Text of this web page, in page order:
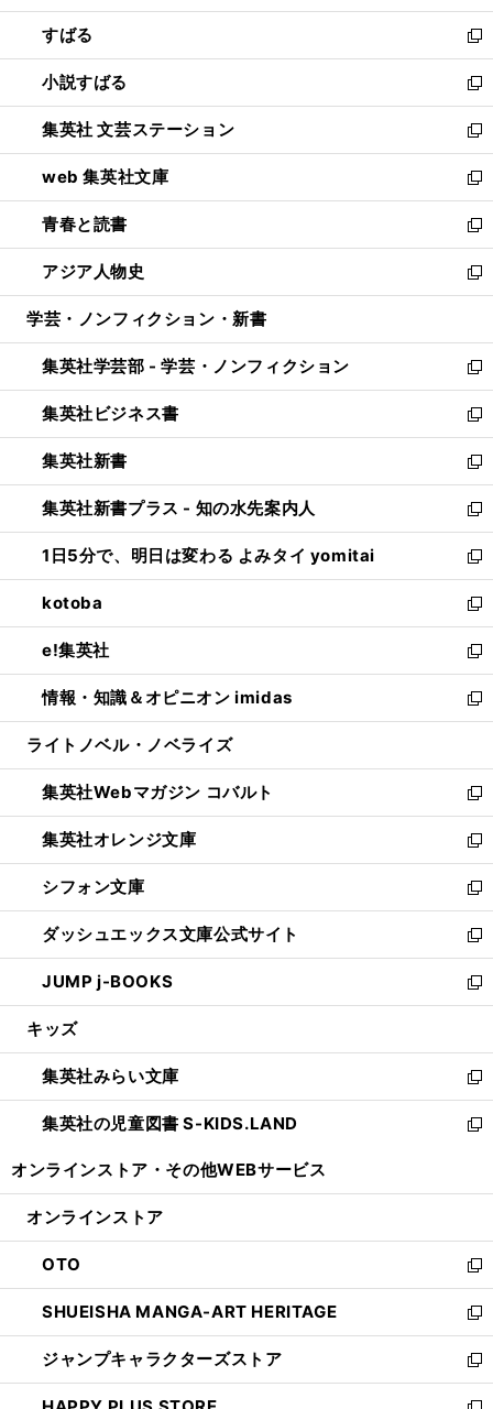
開
く
ウ
で
開
く
ン
ド
ウ
で
開
く
すばる
新
し
い
ウ
ィ
ン
ド
ウ
で
開
く
小説すばる
新
し
い
ウ
ィ
ン
ド
ウ
で
開
集英社 文芸ステーション
新
し
い
ウ
ィ
ン
ド
ウ
開
く
web 集英社文庫
新
し
い
ウ
ィ
ン
ウ
で
開
く
青春と読書
新
し
い
ウ
ン
ド
ウ
で
開
く
アジア人物史
新
し
ウ
ィ
ン
ド
ウ
で
開
く
学芸・ノンフィクション・新書
集英社学芸部 - 学芸・ノンフィクション
新
し
い
ウ
ィ
ン
ド
ウ
で
開
く
集英社ビジネス書
新
し
い
ウ
ィ
ン
ド
ウ
で
開
く
集英社新書
新
し
い
ウ
ィ
ン
ド
ウ
で
開
く
集英社新書プラス - 知の水先案内人
新
し
い
ウ
ィ
ン
ド
ウ
で
開
1日5分で、明日は変わる よみタイ yomitai
新
し
い
ウ
ィ
ン
ド
ウ
開
く
kotoba
新
し
い
ウ
ィ
ン
ウ
で
開
く
e!集英社
新
し
い
ウ
ン
ド
ウ
で
開
く
情報・知識＆オピニオン imidas
新
し
ウ
ィ
ン
ド
ウ
で
開
く
ライトノベル・ノベライズ
集英社Webマガジン コバルト
新
し
い
ウ
ィ
ン
ド
ウ
で
開
集英社オレンジ文庫
新
し
い
ウ
ィ
ン
ド
ウ
開
く
シフォン文庫
新
し
い
ウ
ィ
ン
ウ
で
開
く
ダッシュエックス文庫公式サイト
新
し
い
ウ
ン
ド
ウ
で
JUMP j-BOOKS
新
し
ウ
ィ
ン
ド
開
キッズ
集英社みらい文庫
新
し
い
ン
ウ
で
開
く
集英社の児童図書 S-KIDS.LAND
新
ウ
ン
ド
ウ
で
開
く
オンラインストア・ その他WEBサービス
オンラインストア
OTO
新
し
い
ウ
ィ
ン
SHUEISHA MANGA-ART HERITAGE
新
し
い
ウ
ジャンプキャラクターズストア
新
し